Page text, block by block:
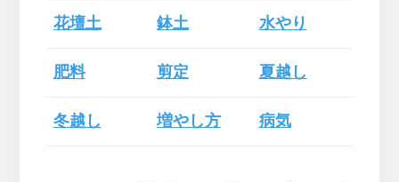
花壇土 鉢土 水やり
肥料 剪定 夏越し
冬越し 増やし方 病気